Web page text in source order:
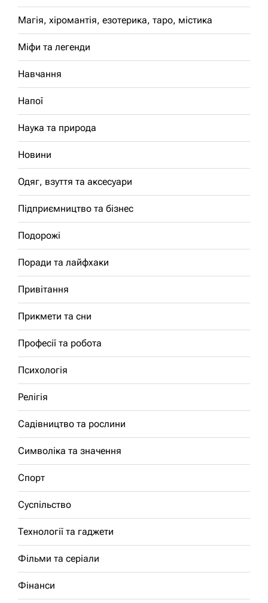
Магія, хіромантія, езотерика, таро, містика
Міфи та легенди
Навчання
Напої
Наука та природа
Новини
Одяг, взуття та аксесуари
Підприємництво та бізнес
Подорожі
Поради та лайфхаки
Привітання
Прикмети та сни
Професії та робота
Психологія
Релігія
Садівництво та рослини
Символіка та значення
Спорт
Суспільство
Технології та гаджети
Фільми та серіали
Фінанси